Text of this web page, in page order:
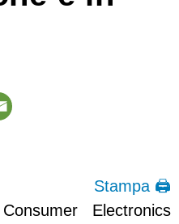
Stampa 🖨
Electronics